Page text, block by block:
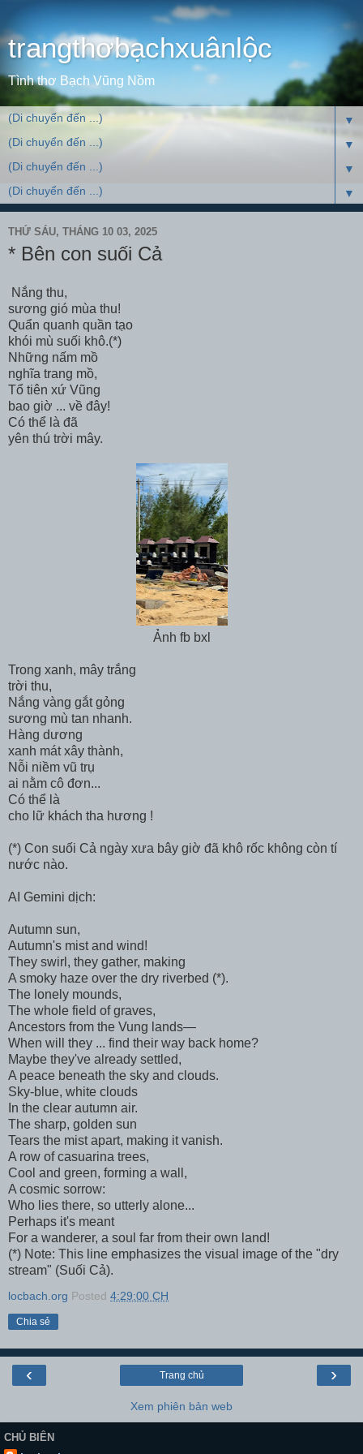
trangthơbạchxuânlộc
Tình thơ Bạch Vũng Nồm
▼
▼
▼
▼
THỨ SÁU, THÁNG 10 03, 2025
* Bên con suối Cả
Nắng thu,
sương gió mùa thu!
Quẩn quanh quần tạo
khói mù suối khô.(*)
Những nấm mồ
nghĩa trang mồ,
Tổ tiên xứ Vũng
bao giờ ... về đây!
Có thể là đã
yên thú trời mây.
Ảnh fb bxl
Trong xanh, mây trắng
trời thu,
Nắng vàng gắt gỏng
sương mù tan nhanh.
Hàng dương
xanh mát xây thành,
Nỗi niềm vũ trụ
ai nằm cô đơn...
Có thể là
cho lữ khách tha hương !
(*) Con suối Cả ngày xưa bây giờ đã khô rốc không còn tí
nước nào.
AI Gemini dịch:
Autumn sun,
Autumn's mist and wind!
They swirl, they gather, making
A smoky haze over the dry riverbed (*).
The lonely mounds,
The whole field of graves,
Ancestors from the Vung lands—
When will they ... find their way back home?
Maybe they've already settled,
A peace beneath the sky and clouds.
Sky-blue, white clouds
In the clear autumn air.
The sharp, golden sun
Tears the mist apart, making it vanish.
A row of casuarina trees,
Cool and green, forming a wall,
A cosmic sorrow:
Who lies there, so utterly alone...
Perhaps it's meant
For a wanderer, a soul far from their own land!
(*) Note: This line emphasizes the visual image of the "dry
stream" (Suối Cả).
locbach.org Posted 4:29:00 CH
Chia sẻ
‹ ›
Trang chủ
Xem phiên bản web
CHỦ BIÊN